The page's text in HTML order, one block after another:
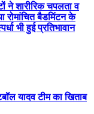
ने शारीरिक चपलता व
रोमांचित बैडमिंटन के
भी हुई प्रतिभावान
यादव टीम का खिताब